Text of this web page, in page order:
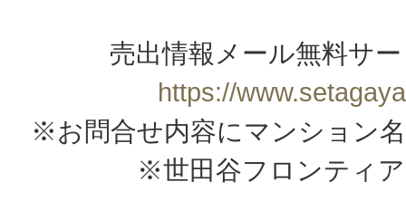
売出情報メール無料サ
https://
※お問合せ内容にマンション
※世田谷フロンティ